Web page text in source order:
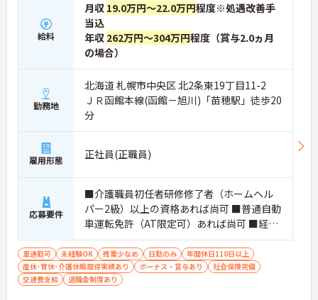
給料
月収 19.0万円～22.0万円程度※処遇改善手
当込
年収 262万円～304万円程度（賞与2.0ヵ月
の場合）
勤務地
北海道 札幌市中央区 北2条東19丁目11-2
ＪＲ函館本線(函館－旭川)「苗穂駅」徒歩20
分
雇用形態 正社員(正職員)
応募要件
■介護職員初任者研修修了者（ホームヘル
パー2級）以上の資格あれば尚可 ■普通自動
車運転免許（AT限定可）あれば尚可 ■経験
不問
車通勤可 未経験OK 残業少なめ 日勤のみ
年間休日110日以上
産休･育休･介護休暇取得実績あり
ボーナス・賞与あり
社会保険完備
交通費支給
退職金制度あり